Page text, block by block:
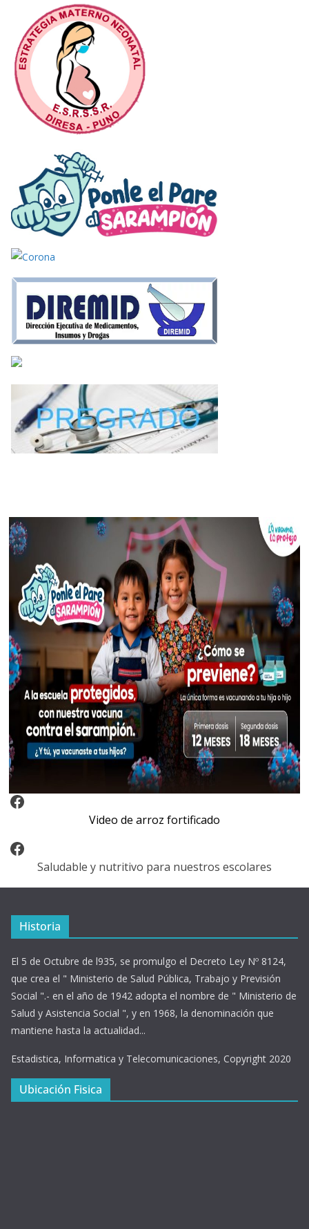
Video Arroz Fortificado
Video de arroz fortificado
Facebook
Saludable y nutritivo para nuestros escolares
Historia
El 5 de Octubre de l935, se promulgo el Decreto Ley Nº 8124,
que crea el " Ministerio de Salud Pública, Trabajo y Previsión
Social ".- en el año de 1942 adopta el nombre de " Ministerio de
Salud y Asistencia Social ", y en 1968, la denominación que
mantiene hasta la actualidad...
Estadistica, Informatica y Telecomunicaciones, Copyright 2020
Ubicación Fisica